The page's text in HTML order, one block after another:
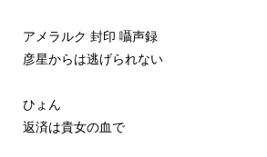
アメラルク 封印 囁声録
彦星からは逃げられない
ひょん
返済は貴女の血で